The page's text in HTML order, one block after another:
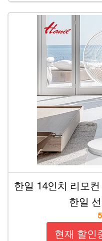
한일 14인치 리모
한일
현재 할인